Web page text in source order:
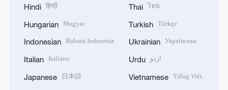
Hindi हिन्दी
Hungarian Magyar
Indonesian Bahasa Indonesia
Italian Italiano
Japanese 日本語
Thai ไทย
Turkish Türkçe
Ukrainian Українська
Urdu اردو
Vietnamese Tiếng Việt